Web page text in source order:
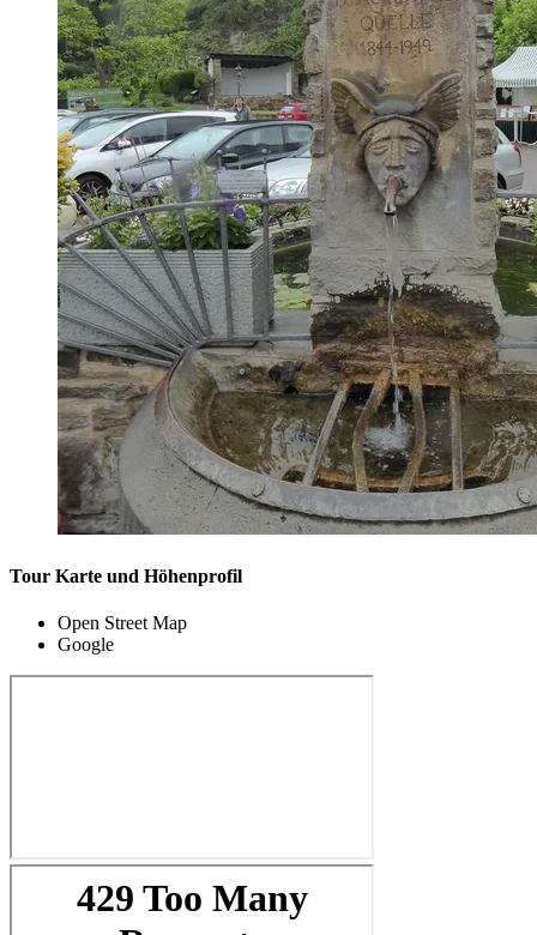
Tour Karte und Höhenprofil
Open Street Map
Google